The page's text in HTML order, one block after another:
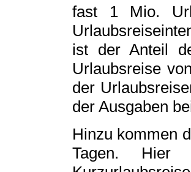
fast 1 Mio.
ist der Anteil
Urlaubsreise
der
der Ausgaben
Hinzu kommen
Tagen.